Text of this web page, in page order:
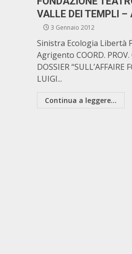
VALLE DEI TEMPLI –
3 Gennaio 2012
Sinistra Ecologia Libertà
Agrigento COORD. PROV.
DOSSIER
LUIGI...
Continua a leggere...